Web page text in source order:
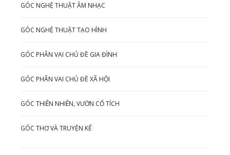
GÓC NGHỆ THUẬT ÂM NHẠC
GÓC NGHỆ THUẬT TẠO HÌNH
GÓC PHÂN VAI CHỦ ĐỀ GIA ĐÌNH
GÓC PHÂN VAI CHỦ ĐỀ XÃ HỘI
GÓC THIÊN NHIÊN, VƯỜN CỔ TÍCH
GÓC THƠ VÀ TRUYỆN KỂ